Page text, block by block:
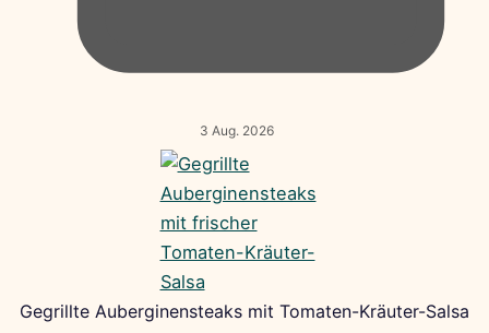
3 Aug. 2026
Gegrillte Auberginensteaks mit Tomaten-Kräuter-Salsa